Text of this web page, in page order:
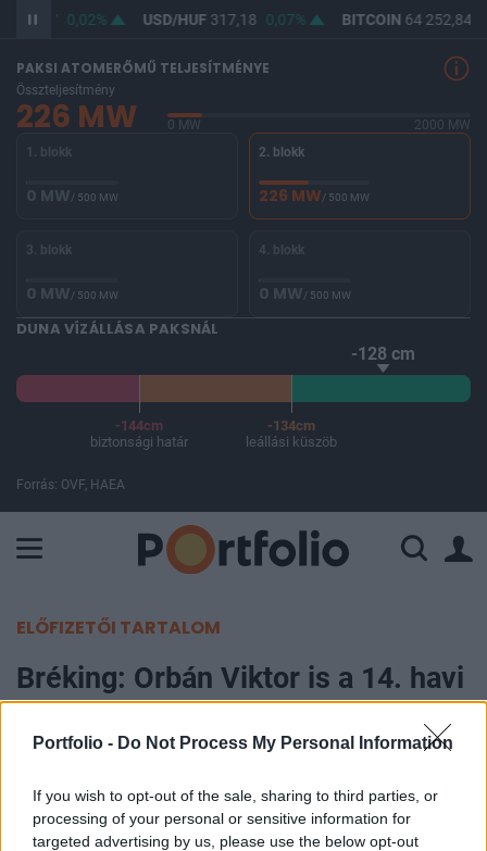
Portfolio - Do Not Process My Personal Information
If you wish to opt-out of the sale, sharing to third parties, or
processing of your personal or sensitive information for
targeted advertising by us, please use the below opt-out
365,47 0,02% USD/HUF 317,18 0,07% BITCOIN 64 252,84
PAKSI ATOMERŐMŰ TELJESÍTMÉNYE
Összteljesítmény
226 MW 0 MW
2000 MW
1. blokk
0 MW/ 500 MW
2. blokk
226 MW/ 500 MW
3. blokk
0 MW/ 500 MW
4. blokk
0 MW/ 500 MW
DUNA VÍZÁLLÁSA PAKSNÁL
-128 cm
-144cm
biztonsági határ
-134cm
leállási küszöb
Forrás: OVF, HAEA
ELŐFIZETŐI TARTALOM
Bréking: Orbán Viktor is a 14. havi
nyugdíj lehetőségéről beszélt
2025. október 16. 08:01